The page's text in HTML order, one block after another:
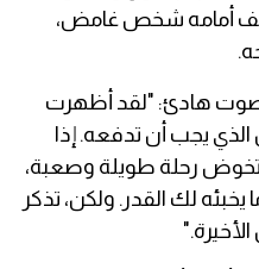
أمامه شخص غامض،
هادئ: "لقد أظهرت
يجب أن تدفعه. إذا
تخوض رحلة طويلة وصعبة،
لك القدر. ولكن، تذكر